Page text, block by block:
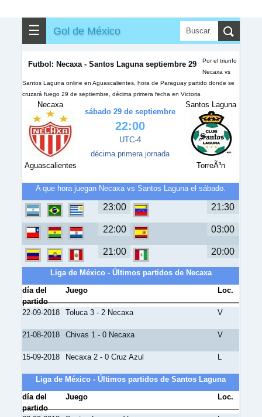
☰ Gol de México
Futbol: Necaxa - Santos Laguna septiembre 29
Por el triunfo
Necaxa vs
Santos Laguna online en Aguascalientes, hora de Paraguay partido donde se
cruzará fuego 29 de septiembre, décima primera fecha en Victoria
Necaxa
Aguascalientes
sábado 29 de septiembre
22:00
UTC-4
décima primera jornada
Santos Laguna
TorreÃ³n
A que hora juegan Necaxa vs Santos Laguna el sábado.
23:00 21:30
22:00 03:00
21:00 20:00
Liga de México - Últimos partidos de Necaxa
día del
partido
Juego Loc.
22-09-2018 Toluca 3 - 2 Necaxa V
21-08-2018 Chivas 1 - 0 Necaxa V
15-09-2018 Necaxa 2 - 0 Cruz Azul L
Liga de México - Últimos partidos de Santos Laguna
día del
partido
Juego Loc.